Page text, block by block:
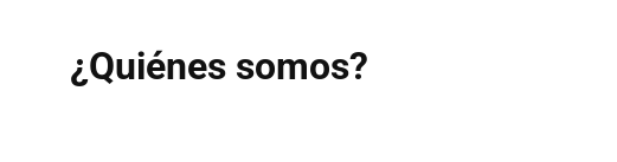
¿Quiénes somos?